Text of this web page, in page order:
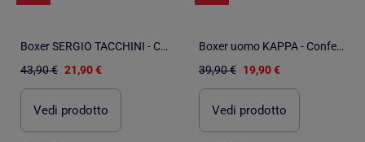
Boxer SERGIO TACCHINI - Confezione da 4
43,90 € 21,90 €
Vedi prodotto
Boxer uomo KAPPA - Confezione da 3
39,90 € 19,90 €
Vedi prodotto